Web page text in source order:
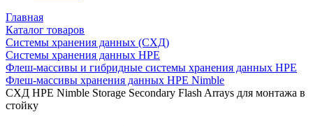
Главная
Каталог товаров
Системы хранения данных (СХД)
Системы хранения данных HPE
Флеш-массивы и гибридные системы хранения данных HPE
Флеш-массивы хранения данных HPE Nimble
СХД HPE Nimble Storage Secondary Flash Arrays для монтажа в
стойку